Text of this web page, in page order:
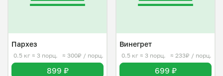
Пархез
0.5 кг ≈ 3 порц. ≈ 300₽ / порц.
899 ₽
Винегрет
0.5 кг ≈ 3 порц. ≈ 233₽ / порц.
699 ₽